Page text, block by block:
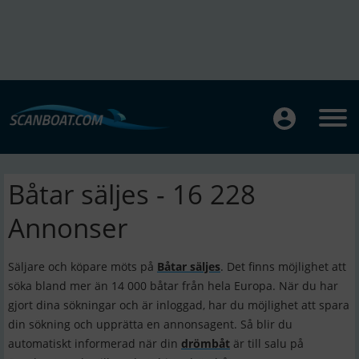
Båtar säljes - 16 228
Annonser
Säljare och köpare möts på Båtar säljes. Det finns möjlighet att
söka bland mer än 14 000 båtar från hela Europa. När du har
gjort dina sökningar och är inloggad, har du möjlighet att spara
din sökning och upprätta en annonsagent. Så blir du
automatiskt informerad när din drömbåt är till salu på